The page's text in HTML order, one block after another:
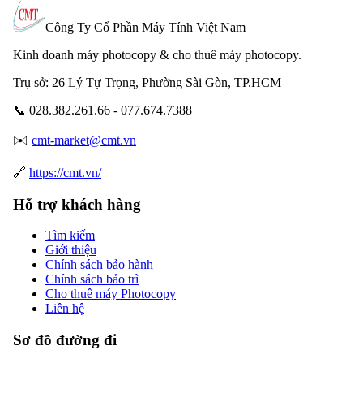
Công Ty Cổ Phần Máy Tính Việt Nam
Kinh doanh máy photocopy & cho thuê máy photocopy.
Trụ sở: 26 Lý Tự Trọng, Phường Sài Gòn, TP.HCM
📞 028.382.261.66 - 077.674.7388
✉️ cmt-market@cmt.vn
🔗 https://cmt.vn/
Hỗ trợ khách hàng
Tìm kiếm
Giới thiệu
Chính sách bảo hành
Chính sách bảo trì
Cho thuê máy Photocopy
Liên hệ
Sơ đồ đường đi